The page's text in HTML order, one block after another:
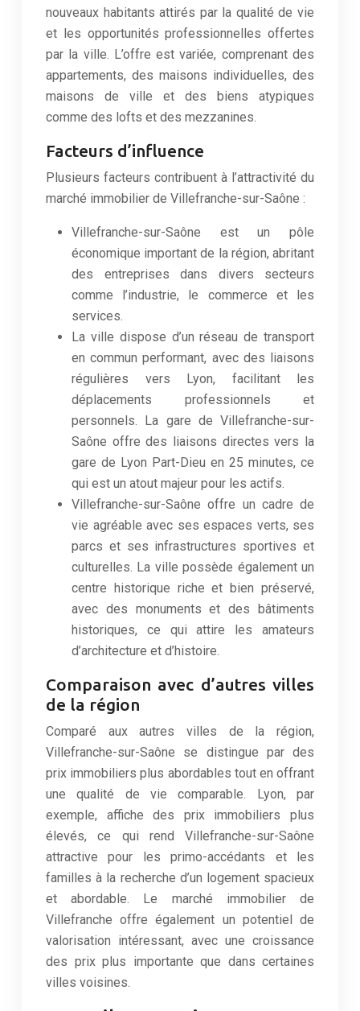
nouveaux habitants attirés par la qualité de vie
et les opportunités professionnelles offertes
par la ville. L’offre est variée, comprenant des
appartements, des maisons individuelles, des
maisons de ville et des biens atypiques
comme des lofts et des mezzanines.
Facteurs d’influence
Plusieurs facteurs contribuent à l’attractivité du
marché immobilier de Villefranche-sur-Saône :
Villefranche-sur-Saône est un pôle
économique important de la région, abritant
des entreprises dans divers secteurs
comme l’industrie, le commerce et les
services.
La ville dispose d’un réseau de transport
en commun performant, avec des liaisons
régulières vers Lyon, facilitant les
déplacements professionnels et
personnels. La gare de Villefranche-sur-
Saône offre des liaisons directes vers la
gare de Lyon Part-Dieu en 25 minutes, ce
qui est un atout majeur pour les actifs.
Villefranche-sur-Saône offre un cadre de
vie agréable avec ses espaces verts, ses
parcs et ses infrastructures sportives et
culturelles. La ville possède également un
centre historique riche et bien préservé,
avec des monuments et des bâtiments
historiques, ce qui attire les amateurs
d’architecture et d’histoire.
Comparaison avec d’autres villes
de la région
Comparé aux autres villes de la région,
Villefranche-sur-Saône se distingue par des
prix immobiliers plus abordables tout en offrant
une qualité de vie comparable. Lyon, par
exemple, affiche des prix immobiliers plus
élevés, ce qui rend Villefranche-sur-Saône
attractive pour les primo-accédants et les
familles à la recherche d’un logement spacieux
et abordable. Le marché immobilier de
Villefranche offre également un potentiel de
valorisation intéressant, avec une croissance
des prix plus importante que dans certaines
villes voisines.